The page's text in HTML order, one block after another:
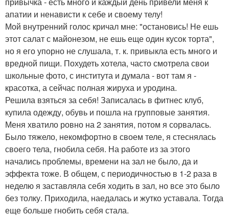
апатии и ненависти к себе и своему телу!
Мой внутренний голос кричал мне: "остановись! Не ешь
этот салат с майонезом, не ешь еще один кусок торта",
но я его упорно не слушала, т. к. привыкла есть много и
вредной пищи. Похудеть хотела, часто смотрела свои
школьные фото, с института и думала - вот там я -
красотка, а сейчас полная жируха и уродина.
Решила взяться за себя! Записалась в фитнес клуб,
купила одежду, обувь и пошла на групповые занятия.
Меня хватило ровно на 2 занятия, потом я сорвалась.
Было тяжело, некомфортно в своем теле, я стеснялась
своего тела, гнобила себя. На работе из за этого
начались проблемы, времени на зал не было, да и
эффекта тоже. В общем, с периодичностью в 1-2 раза в
неделю я заставляла себя ходить в зал, но все это было
без толку. Приходила, наедалась и жутко уставала. Тогда
еще больше гнобить себя стала.